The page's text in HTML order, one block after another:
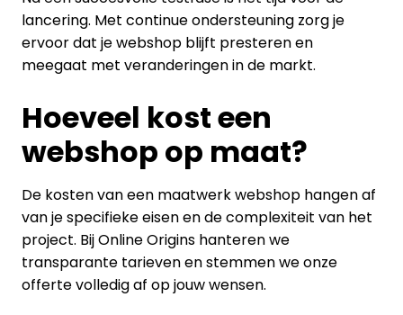
lancering. Met continue ondersteuning zorg je
ervoor dat je webshop blijft presteren en
meegaat met veranderingen in de markt.
Hoeveel kost een
webshop op maat?
De kosten van een maatwerk webshop hangen af
van je specifieke eisen en de complexiteit van het
project. Bij Online Origins hanteren we
transparante tarieven en stemmen we onze
offerte volledig af op jouw wensen.